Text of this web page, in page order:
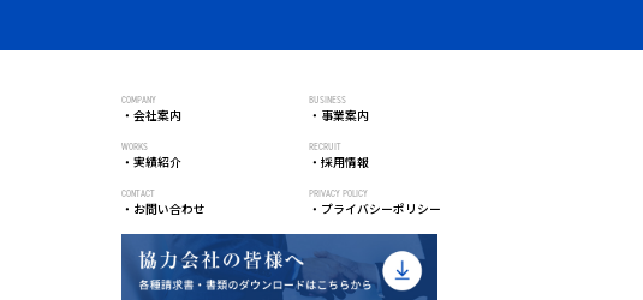
COMPANY
会社案内
BUSINESS
事業案内
WORKS
実績紹介
RECRUIT
採用情報
CONTACT
お問い合わせ
PRIVACY POLICY
プライバシーポリシー